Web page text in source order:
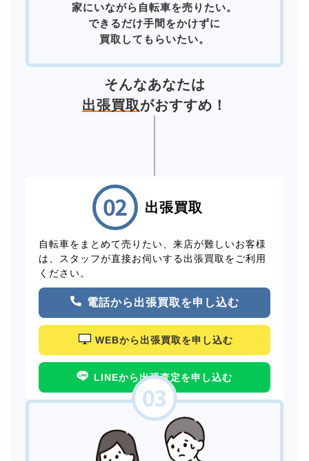
家にいながら自転車を売りたい。
できるだけ手間をかけずに
買取してもらいたい。
そんなあなたは
出張買取がおすすめ！
出張買取
自転車をまとめて売りたい、来店が難しいお客様
は、スタッフが直接お伺いする出張買取をご利用
ください。
電話から出張買取を申し込む
WEBから出張買取を申し込む
LINEから出張査定を申し込む